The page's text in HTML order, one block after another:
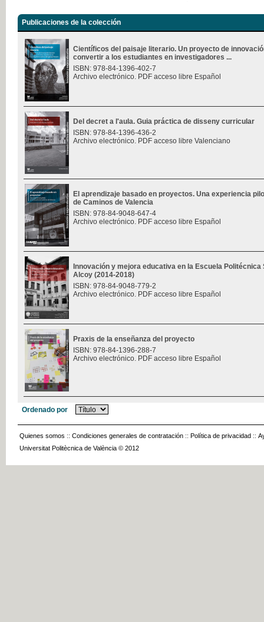
Publicaciones de la colección
Científicos del paisaje literario. Un proyecto de
convertir a los estudiantes en investigadores ...
ISBN: 978-84-1396-402-7
Archivo electrónico. PDF acceso libre Español
Del decret a l'aula. Guia práctica de disseny curricular
ISBN: 978-84-1396-436-2
Archivo electrónico. PDF acceso libre Valenciano
El aprendizaje basado en proyectos. Una experiencia
de Caminos de Valencia
ISBN: 978-84-9048-647-4
Archivo electrónico. PDF acceso libre Español
Innovación y mejora educativa en la Escuela Politécnica
Alcoy (2014-2018)
ISBN: 978-84-9048-779-2
Archivo electrónico. PDF acceso libre Español
Praxis de la enseñanza del proyecto
ISBN: 978-84-1396-288-7
Archivo electrónico. PDF acceso libre Español
Ordenado por
Quienes somos :: Condiciones generales de contratación :: Política de privacidad ::
Universitat Politècnica de València © 2012